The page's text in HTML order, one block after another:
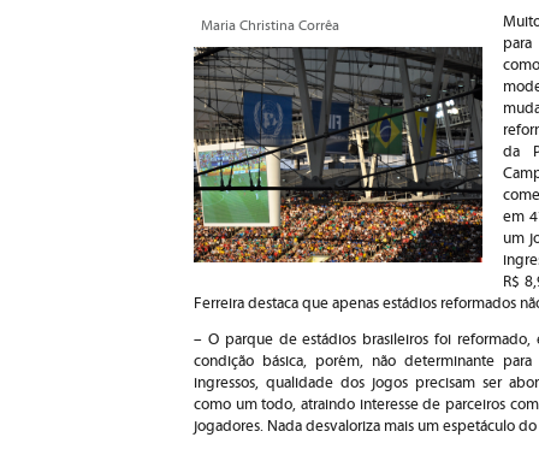
Maria Christina Corrêa
da
em
um
R$
Ferreira destaca que apenas estádios reformados
– O parque de estádios brasileiros foi
condição básica, porém, não determinante
ingressos, qualidade dos jogos precisam ser
como um todo, atraindo interesse de parceiros
jogadores. Nada desvaloriza mais um espetáculo